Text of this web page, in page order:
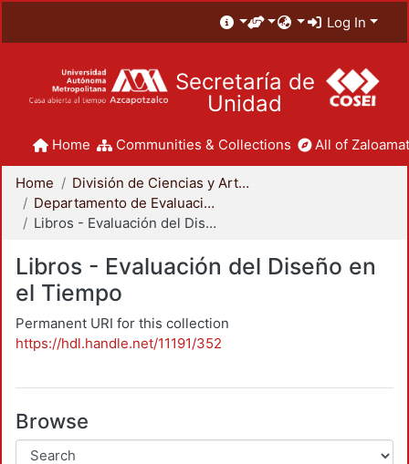
Log In
Secretaría de
Unidad
Home Communities & Collections All of
Home
División de Ciencias y Artes para el Diseño
Departamento de Evaluación del Diseño en el Tiempo
Libros - Evaluación del Diseño en el Tiempo
Libros - Evaluación del Diseño en
el Tiempo
Permanent URI for this collection
https://hdl.handle.net/11191/352
Browse